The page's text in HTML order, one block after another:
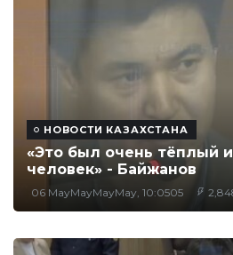
НОВОСТИ КАЗАХСТАНА
«Это был очень тёплый
человек» - Байжанов
06 MayMayMayMay, 10:0505